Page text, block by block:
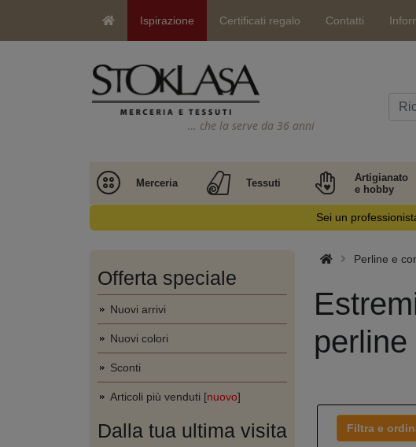
Ispirazione Certificati regalo Contatti
… che la serve da 36 anni
Merceria Tessuti
Artigianato
e hobby
Sei un
Offerta speciale
Nuovi arrivi
Nuovi colori
Sconti
Articoli più venduti [nuovo]
Dalla tua ultima visita
Perline e
Filtra e